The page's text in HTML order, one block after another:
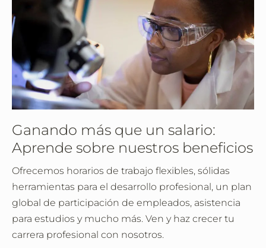
Ganando más que un salario:
Aprende sobre nuestros beneficios
Ofrecemos horarios de trabajo flexibles, sólidas
herramientas para el desarrollo profesional, un plan
global de participación de empleados, asistencia
para estudios y mucho más. Ven y haz crecer tu
carrera profesional con nosotros.